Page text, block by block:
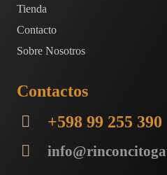
Tienda
Contacto
Sobre Nosotros
Contactos
+598 99 255 390